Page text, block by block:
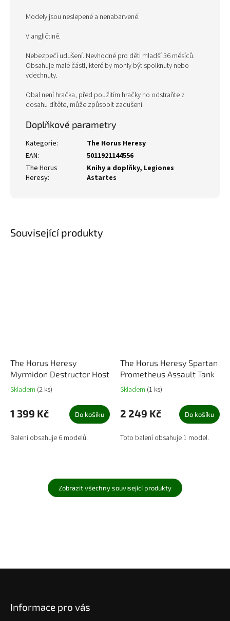
Související produkty
The Horus Heresy
Myrmidon Destructor Host
Skladem (2 ks)
1 399 Kč Do košíku
Balení obsahuje 6 modelů.
The Horus Heresy Spartan
Prometheus Assault Tank
Skladem (1 ks)
2 249 Kč Do košíku
Toto balení obsahuje 1 model.
Zobrazit všechny související produkty
Modely jsou neslepené a nenabarvené.
V angličtině.
Nebezpečí udušení. Nevhodné pro děti mladší 36 měsíců.
Obsahuje malé části, které by mohly být spolknuty nebo
vdechnuty.
Obal není hračka, před použitím hračky ho odstraňte z
dosahu dítěte, může způsobit zadušení.
Doplňkové parametry
Kategorie:
The Horus Heresy
EAN:
5011921144556
The Horus
Heresy:
Knihy a doplňky, Legiones
Astartes
Informace pro vás